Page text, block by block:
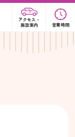
アクセス・
施設案内
営業時間